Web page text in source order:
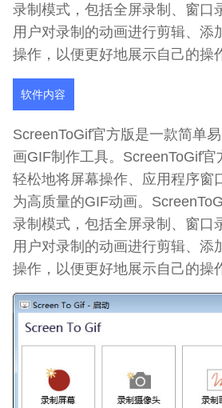
录制模式，包括全屏录制、窗口
用户对录制的动画进行剪辑、添
操作，以便更好地展示自己的操
软件内容
ScreenToGif官方版是一款简单
画GIF制作工具。ScreenToGif
轻松地将屏幕操作、应用程序窗
为高质量的GIF动画。
录制模式，包括全屏录制、窗口
用户对录制的动画进行剪辑、添
操作，以便更好地展示自己的操